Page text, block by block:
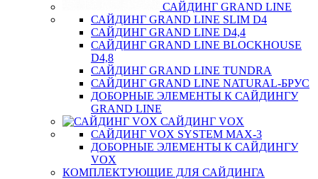
САЙДИНГ GRAND LINE
САЙДИНГ GRAND LINE SLIM D4
САЙДИНГ GRAND LINE D4,4
САЙДИНГ GRAND LINE BLOCKHOUSE
D4,8
САЙДИНГ GRAND LINE TUNDRA
САЙДИНГ GRAND LINE NATURAL-БРУС
ДОБОРНЫЕ ЭЛЕМЕНТЫ К САЙДИНГУ
GRAND LINE
САЙДИНГ VOX
САЙДИНГ VOX SYSTEM MAX-3
ДОБОРНЫЕ ЭЛЕМЕНТЫ К САЙДИНГУ
VOX
КОМПЛЕКТУЮЩИЕ ДЛЯ САЙДИНГА